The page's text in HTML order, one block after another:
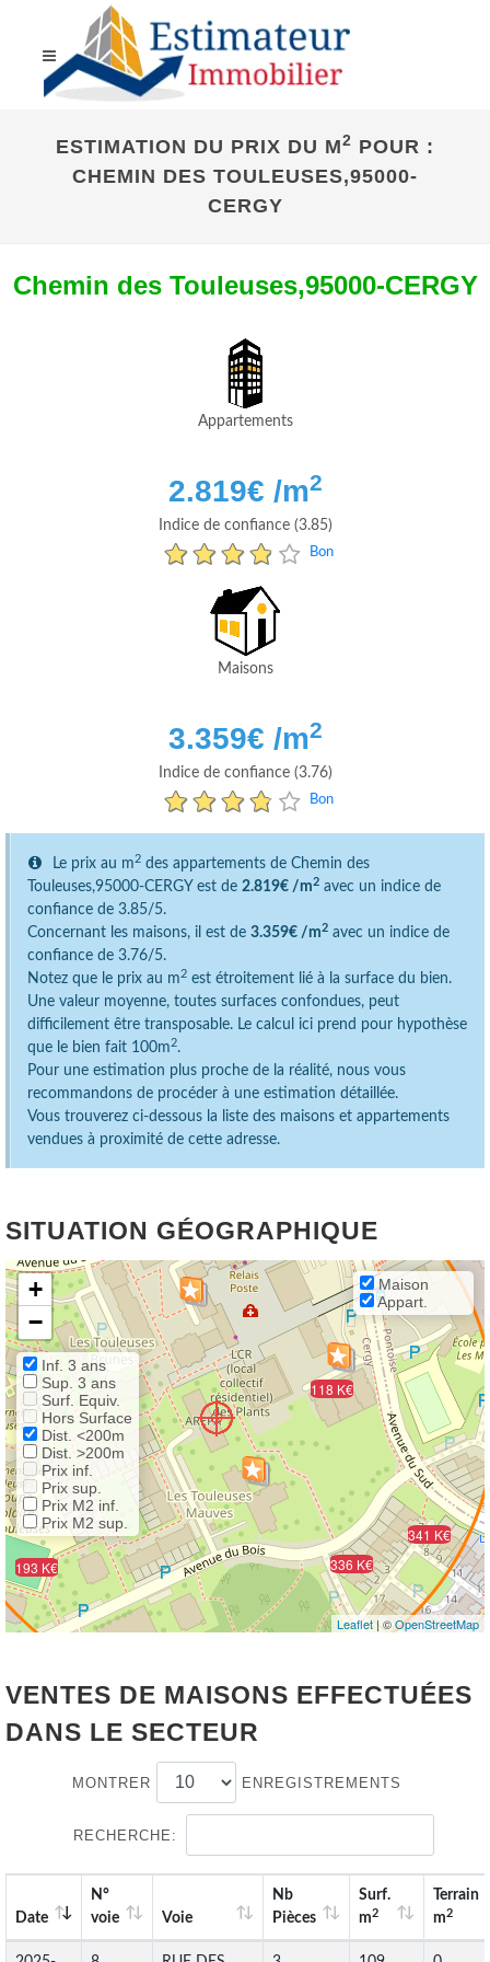
ESTIMATION DU PRIX DU M2 POUR :
CHEMIN DES TOULEUSES,95000-
CERGY
Chemin des Touleuses,95000-CERGY
Appartements
2.819€ /m2
Indice de confiance (3.85)
Bon
Maisons
3.359€ /m2
Indice de confiance (3.76)
Bon
Le prix au m 2 des appartements de Chemin des
Touleuses,95000-CERGY est de 2.819€ /m2 avec un indice de
confiance de 3.85/5.
Concernant les maisons, il est de 3.359€ /m2 avec un indice de
confiance de 3.76/5.
Notez que le prix au m 2 est étroitement lié à la surface du bien.
Une valeur moyenne, toutes surfaces confondues, peut
difficilement être transposable. Le calcul ici prend pour hypothèse
que le bien fait 100m 2.
Pour une estimation plus proche de la réalité, nous vous
recommandons de procéder à une estimation détaillée.
Vous trouverez ci-dessous la liste des maisons et appartements
vendues à proximité de cette adresse.
SITUATION GÉOGRAPHIQUE
155 K€
193 K€ 336 K€
118 K€
341 K€
+
−
Inf. 3 ans
Sup. 3 ans
Surf. Equiv.
Hors Surface
Dist. <200m
Dist. >200m
Prix inf.
Prix sup.
Prix M2 inf.
Prix M2 sup.
Maison
Appart.
Leaflet| ©OpenStreetMap
VENTES DE MAISONS EFFECTUÉES
DANS LE SECTEUR
MONTRER ENREGISTREMENTS
RECHERCHE:
Date
N°
voie
Voie
Nb
Pièces
Surf.
m2
Terrain
m2